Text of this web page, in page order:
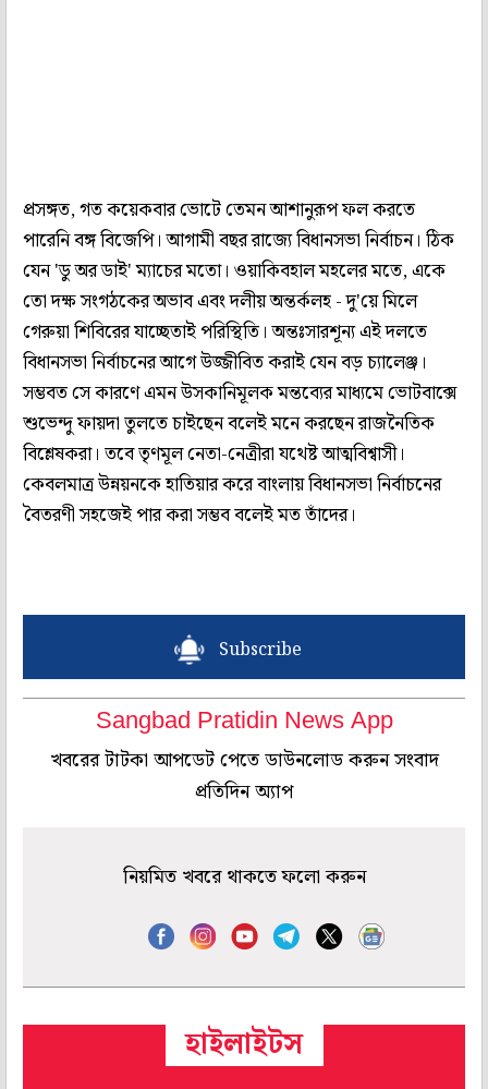
প্রসঙ্গত, গত কয়েকবার ভোটে তেমন আশানুরূপ ফল করতে
পারেনি বঙ্গ বিজেপি। আগামী বছর রাজ্যে বিধানসভা নির্বাচন। ঠিক
যেন 'ডু অর ডাই' ম্যাচের মতো। ওয়াকিবহাল মহলের মতে, একে
তো দক্ষ সংগঠকের অভাব এবং দলীয় অন্তর্কলহ - দু'য়ে মিলে
গেরুয়া শিবিরের যাচ্ছেতাই পরিস্থিতি। অন্তঃসারশূন্য এই দলতে
বিধানসভা নির্বাচনের আগে উজ্জীবিত করাই যেন বড় চ্যালেঞ্জ।
সম্ভবত সে কারণে এমন উসকানিমূলক মন্তব্যের মাধ্যমে ভোটবাক্সে
শুভেন্দু ফায়দা তুলতে চাইছেন বলেই মনে করছেন রাজনৈতিক
বিশ্লেষকরা। তবে তৃণমূল নেতা-নেত্রীরা যথেষ্ট আত্মবিশ্বাসী।
কেবলমাত্র উন্নয়নকে হাতিয়ার করে বাংলায় বিধানসভা নির্বাচনের
বৈতরণী সহজেই পার করা সম্ভব বলেই মত তাঁদের।
Subscribe
Sangbad Pratidin News App
খবরের টাটকা আপডেট পেতে ডাউনলোড করুন সংবাদ
প্রতিদিন অ্যাপ
নিয়মিত খবরে থাকতে ফলো করুন
হাইলাইটস